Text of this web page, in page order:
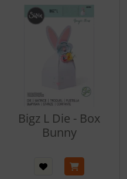
Bigz L Die - Box
Bunny